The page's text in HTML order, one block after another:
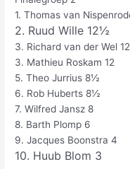
1. Thomas van
2. Ruud Wille 12½
3. Richard van der Wel 12
3. Mathieu Roskam 12
5. Theo Jurrius 8½
6. Rob Huberts 8½
7. Wilfred Jansz 8
8. Barth Plomp 6
9. Jacques Boonstra 4
10. Huub Blom 3